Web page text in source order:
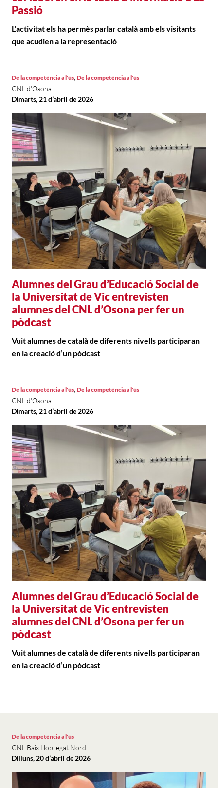
Passió
L'activitat els ha permès parlar català amb els visitants
que acudien a la representació
Alumnes del Grau d’Educació Social de
la Universitat de Vic entrevisten
alumnes del CNL d’Osona per fer un
pòdcast
De la competència a l'ús, De la competència a l'ús
CNL d'Osona
Dimarts, 21 d’abril de 2026
Vuit alumnes de català de diferents nivells participaran
en la creació d’un pòdcast
Alumnes del Grau d’Educació Social de
la Universitat de Vic entrevisten
alumnes del CNL d’Osona per fer un
pòdcast
De la competència a l'ús, De la competència a l'ús
CNL d'Osona
Dimarts, 21 d’abril de 2026
Vuit alumnes de català de diferents nivells participaran
en la creació d’un pòdcast
De la competència a l'ús
CNL Baix Llobregat Nord
Dilluns, 20 d’abril de 2026